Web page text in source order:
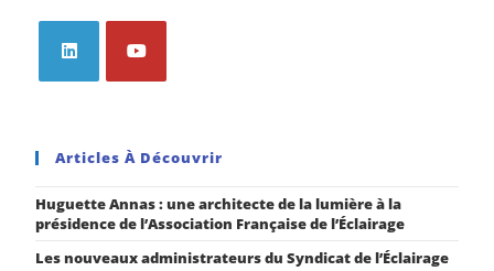
Articles À Découvrir
Huguette Annas : une architecte de la lumière à la
présidence de l’Association Française de l’Éclairage
Les nouveaux administrateurs du Syndicat de l’Éclairage